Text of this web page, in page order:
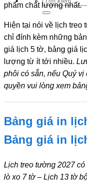
kiếm:
phẩm chất lượng nhất.
Hiện tại nói về lịch treo
chỉ đính kèm những
giá lịch 5 tờ, bảng giá
lượng từ ít tới nhiều.
phôi có sẵn, nếu Quý
quyền vui lòng xem
Bảng giá in
Bảng giá in
Lịch treo tường 2027
lò xo 7 tờ – Lịch 13 tờ